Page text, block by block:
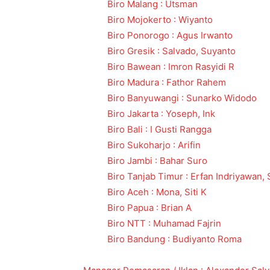
Biro Malang : Utsman
Biro Mojokerto : Wiyanto
Biro Ponorogo : Agus Irwanto
Biro Gresik : Salvado, Suyanto
Biro Bawean : Imron Rasyidi R
Biro Madura : Fathor Rahem
Biro Banyuwangi : Sunarko Widodo
Biro Jakarta : Yoseph, Ink
Biro Bali : I Gusti Rangga
Biro Sukoharjo : Arifin
Biro Jambi : Bahar Suro
Biro Tanjab Timur : Erfan Indriyawan,
Biro Aceh : Mona, Siti K
Biro Papua : Brian A
Biro NTT : Muhamad Fajrin
Biro Bandung : Budiyanto Roma